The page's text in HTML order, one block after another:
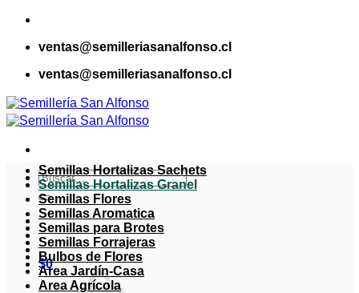
Saltar
contenidoventas@semilleriasanalfonso.cl
ventas@semilleriasanalfonso.cl
Buscar
por:
$0
Semillas Hortalizas Sachets
Semillas Hortalizas Granel
Semillas Flores
Semillas Aromatica
Semillas para Brotes
Semillas Forrajeras
Bulbos de Flores
Area Jardín-Casa
Area Agrícola